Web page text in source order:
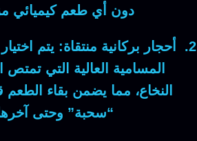
دون أي طعم كيميائي
أحجار بركانية منتقاة: يتم
المسامية العالية التي تمتص
النخاع، مما يضمن بقاء
“سحبة” وحتى